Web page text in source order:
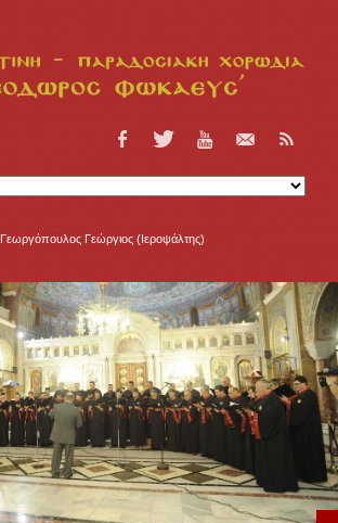
Γεωργόπουλος Γεώργιος (Ιεροψάλτης)